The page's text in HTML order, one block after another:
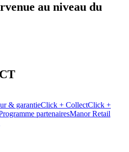
au niveau du
& garantieClick + CollectClick +
partenairesManor Retail